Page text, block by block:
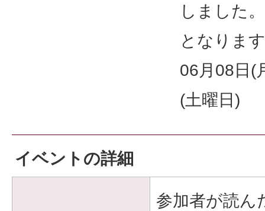
しました
となりま
06月08日(
(土曜日)
イベントの詳細
参加者が読ん